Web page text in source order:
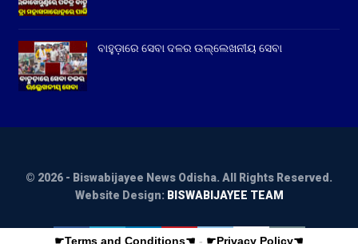
ବାହୁଡ଼ାରେ ସେବା ଦଳର ଉଲ୍ଲେଖନୀୟ ସେବା
© 2026 - Biswabijayee News Odisha. All Rights Reserved.
Website Design: BISWABIJAYEE TEAM
☛Terms and Conditions☚ - ☛Privacy Policy☚